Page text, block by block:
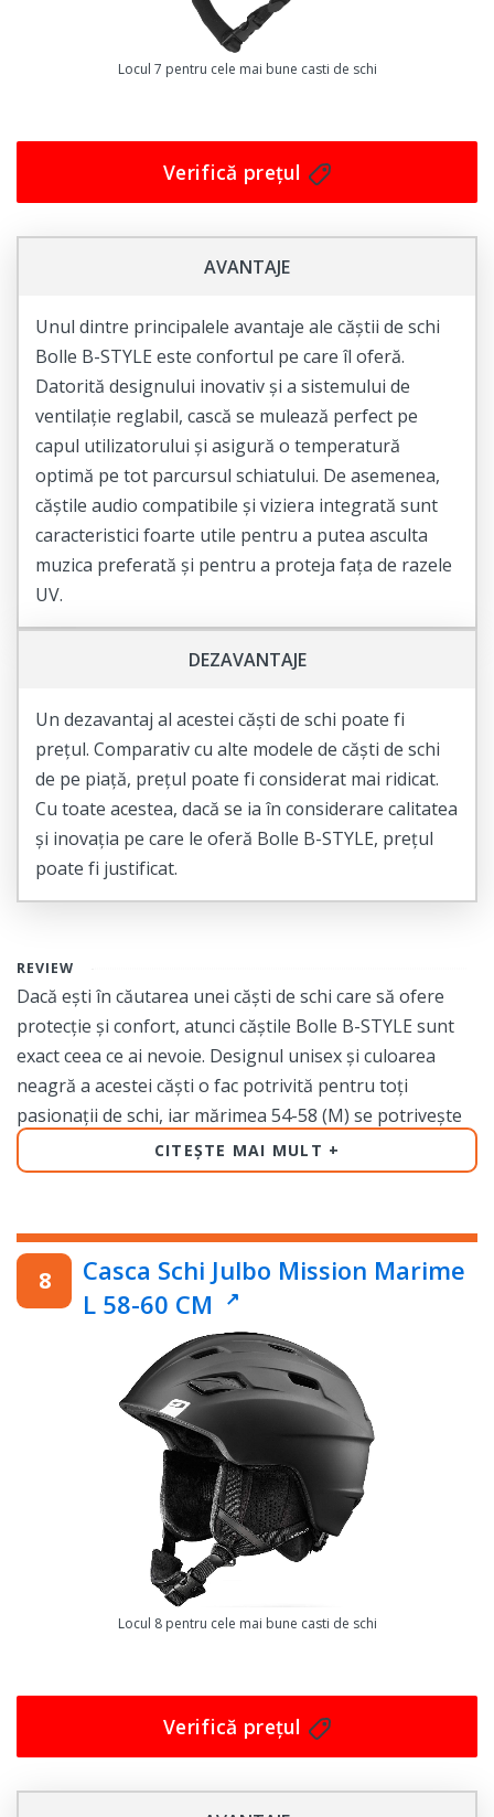
Cu această cască de schi de la Benger, veți putea să vă
concentrați pe schiatul dumneavoastră și să vă simțiți în
mult timp, astfel încât să puteți să vă bucurați de ea
pentru sezoanele viitoare.
Locul 7 pentru cele mai bune casti de schi
Verifică prețul
AVANTAJE
Unul dintre principalele avantaje ale căștii de schi
Bolle B-STYLE este confortul pe care îl oferă.
Datorită designului inovativ și a sistemului de
ventilație reglabil, cască se mulează perfect pe
capul utilizatorului și asigură o temperatură
optimă pe tot parcursul schiatului. De asemenea,
căștile audio compatibile și viziera integrată sunt
caracteristici foarte utile pentru a putea asculta
muzica preferată și pentru a proteja fața de razele
UV.
DEZAVANTAJE
Un dezavantaj al acestei căști de schi poate fi
prețul. Comparativ cu alte modele de căști de schi
de pe piață, prețul poate fi considerat mai ridicat.
Cu toate acestea, dacă se ia în considerare calitatea
și inovația pe care le oferă Bolle B-STYLE, prețul
poate fi justificat.
REVIEW
Dacă ești în căutarea unei căști de schi care să ofere
protecție și confort, atunci căștile Bolle B-STYLE sunt
exact ceea ce ai nevoie. Designul unisex și culoarea
neagră a acestei căști o fac potrivită pentru toți
pasionații de schi, iar mărimea 54-58 (M) se potrivește
perfect pentru majoritatea capetelor.
căștii îți oferă libertatea de mișcare pe pârtie, fără să
simți greutatea acesteia pe cap. În plus, cu ajutorul
sistemului de ventilație reglabil, vei putea să îți reglezi
temperatura corpului în timpul schiatului, astfel încât
să nu transpiri și să te simți mereu confortabil.
Bolle B-STYLE nu este doar o cască de schi obișnuită.
Aceasta vine echipată cu o serie de funcții inovative,
menite să îți ofere o experiență de schi de neuitat. De
exemplu, viziera integrată îți protejează fața de razele
UV nocive, în timp ce căștile audio compatibile îți permit
să asculți muzica preferată în timp ce te bucuri de
În concluzie, căștile Bolle B-STYLE sunt o investiție
oportunitate de a-ți îmbunătăți experiența de schi și
cumpără acum o pereche de căști Bolle B-STYLE!
CITEȘTE MAI MULT
Casca Schi Julbo Mission Marime
L 58-60 CM
Locul 8 pentru cele mai bune casti de schi
Verifică prețul